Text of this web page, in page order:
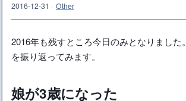
2016-12-31 · Other
2016年も残すところ今日のみとなりました
を振り返ってみます。
娘が3歳になった